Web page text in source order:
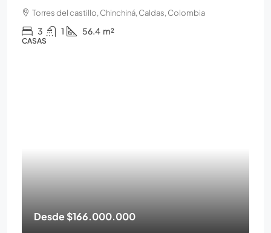
Torres del castillo, Chinchiná, Caldas, Colombia
3 1 56.4 m²
CASAS
Desde$166.000.000